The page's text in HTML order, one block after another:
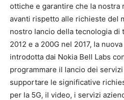
ottiche e garantire che la nostra
avanti rispetto alle richieste del
nostro lancio della tecnologia di
2012 e a 200G nel 2017, la
introdotta dai Nokia Bell Labs
programmare il lancio dei
supportare le significative
per la 5G, il video, i servizi